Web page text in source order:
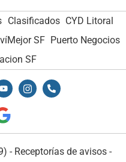
Clasificados CYD Litoral
SF Puerto Negocios
SF
- Receptorías de avisos -